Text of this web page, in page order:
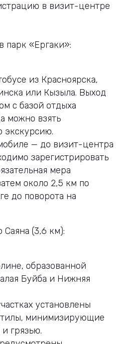
в визит-центре
парк «Ергаки»:
из Красноярска,
или Кызыла. Выход
с базой отдыха
можно взять
экскурсию.
— до визит-центра
зарегистрировать
мера
около 2,5 км по
до поворота на
Саяна (3,6 км):
образованной
Буйба и Нижняя
установлены
минимизирующие
грязью.